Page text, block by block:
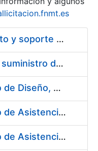
Servicio de mantenimiento y soporte Sistema SIEM
Acuerdos MARCOS para suministro de material de ferretería
Contratación del Servicio de Diseño, Construcción, Montaje y Desmontaje de Stands para diferentes Ferias y Jornadas Nacionales e Internacionales
Contratación del Servicio de Asistencia Técnica en Obras Menores para Fábrica de Papel
Contratación del Servicio de Asistencia Técnica Mecánica para Fábrica de Papel de Burgos